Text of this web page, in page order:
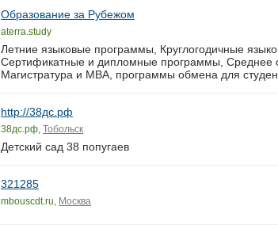
Образование за Рубежом
aterra.study
Летние языковые программы, Круглогодичные
Сертификатные и дипломные программы, Среднее
Магистратура и MBA, программы обмена для
http://38дс.рф
38дс.рф, Тобольск
Детский сад 38 попугаев
321285
mbouscdt.ru, Москва